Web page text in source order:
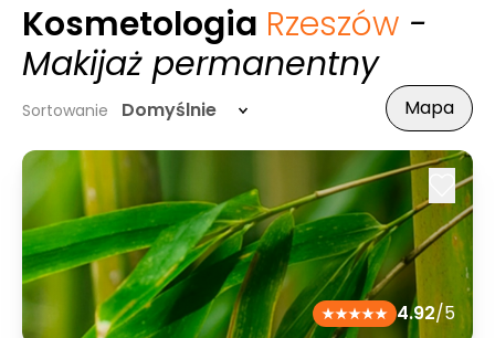
Kosmetologia Rzeszów -
Makijaż permanentny
Sortowanie Domyślnie Mapa
4.92/5